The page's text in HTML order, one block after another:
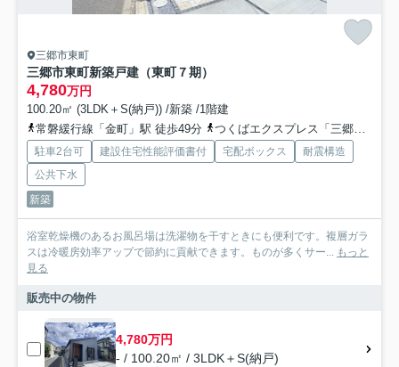
三郷市東町
三郷市東町新築戸建（東町７期）
4,780万円
100.20㎡ (3LDK＋S(納戸)) /新築 /1階建
常磐緩行線「金町」駅 徒歩49分
つくばエクスプレス「三郷中央」駅 徒歩46分
駐車2台可 建設住宅性能評価書付 宅配ボックス
耐震構造
公共下水
新築
浴室乾燥機のあるお風呂場は洗濯物を干すときにも便利です。複層ガラ
スは冷暖房効率アップで節約に貢献できます。ものが多くサー... もっと
見る
販売中の物件
4,780万円
- / 100.20㎡ / 3LDK＋S(納戸)